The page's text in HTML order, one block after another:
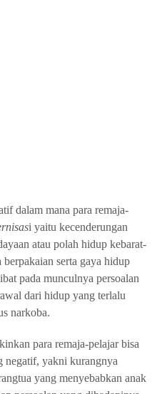
dalam mana para remaja-
i yaitu kecenderungan
atau polah hidup kebarat-
serta gaya hidup
pada munculnya persoalan
dari hidup yang terlalu
narkoba.
para remaja-pelajar bisa
negatif, yakni kurangnya
yang menyebabkan anak